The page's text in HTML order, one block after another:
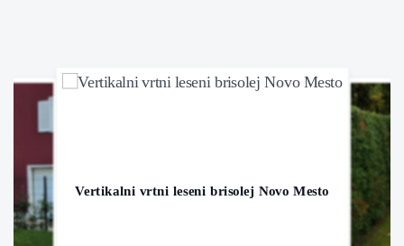
Vertikalni vrtni leseni brisolej Novo Mesto